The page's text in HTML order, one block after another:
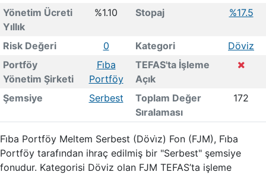
Yönetim Ücreti
Yıllık
%1.10 Stopaj %17.5
Risk Değeri 0 Kategori
Döviz
Portföy
Yönetim Şirketi
Fi̇ba
Portföy
TEFAS'ta İşleme
Açık
Şemsiye
Serbest
Toplam Değer
Sıralaması
172
Fi̇ba Portföy Meltem Serbest (Dövi̇z) Fon (FJM), Fi̇ba
Portföy tarafından ihraç edilmiş bir "Serbest" şemsiye
fonudur. Kategorisi Döviz olan FJM TEFAS’ta işleme